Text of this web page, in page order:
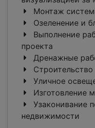
Монтаж
Озеленение и
Выполнение
проекта
Дренажные
Уличное
Изготовление
Узаконивание
недвижимости